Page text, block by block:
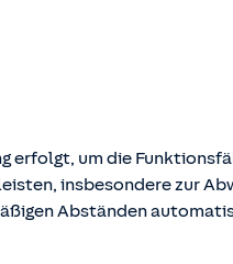
erfolgt, um die
insbesondere zur
Abständen